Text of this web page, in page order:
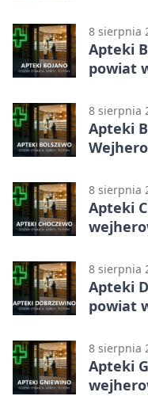
8 sierpnia
Apteki
powiat
8 sierpnia
Apteki
8 sierpnia
Apteki
8 sierpnia
Apteki
powiat
8 sierpnia
Apteki